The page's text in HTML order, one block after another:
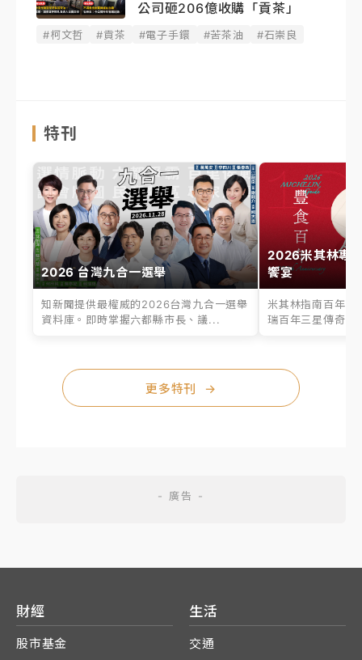
公司砸206億收購「貢茶」
#柯文哲 #貢茶 #電子手鐶 #苦茶油 #石崇良
特刊
2026 台灣九合一選舉
知新聞提供最權威的2026台灣九合一選舉
資料庫。即時掌握六都縣市長、議...
2026米其林專
饗宴
米其林指南百年之
瑞百年三星傳奇、
更多特刊 →
財經
股市基金
生活
交通